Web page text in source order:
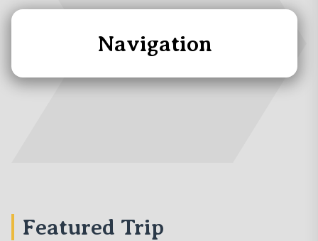
Navigation
Featured Trip